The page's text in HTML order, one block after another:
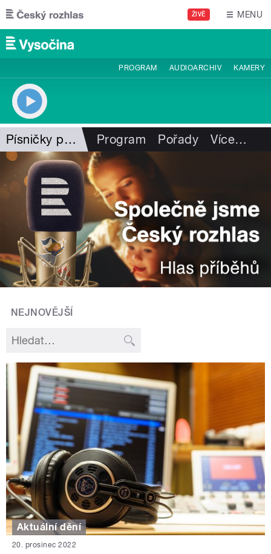
Přejít k hlavnímu obsahu
ŽIVĚ MENU
PROGRAM AUDIOARCHIV KAMERY
Písničky pro Vysočinu Program Pořady Více…
NEJNOVĚJŠÍ
Aktuální dění
20. prosinec 2022